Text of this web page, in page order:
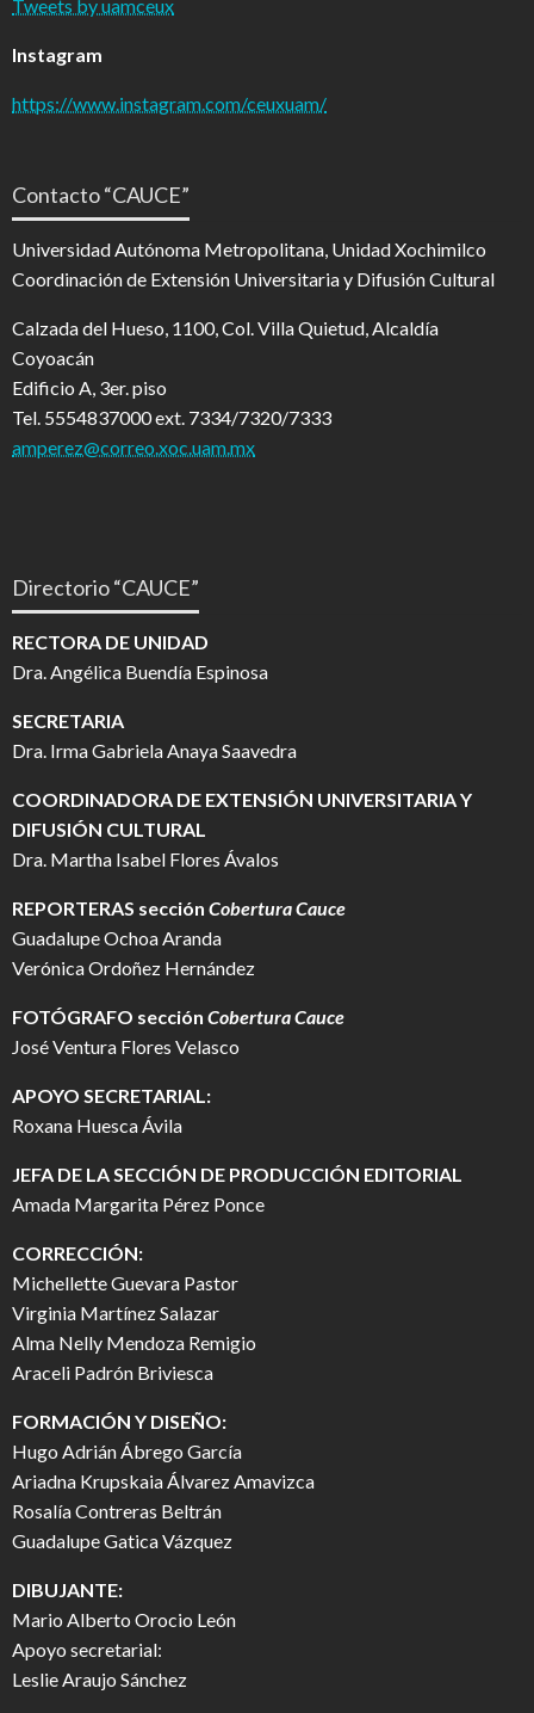
Tweets by uamceux
Instagram
https://www.instagram.com/ceuxuam/
Contacto “CAUCE”
Universidad Autónoma Metropolitana, Unidad Xochimilco
Coordinación de Extensión Universitaria y Difusión Cultural
Calzada del Hueso, 1100, Col. Villa Quietud, Alcaldía
Coyoacán
Edificio A, 3er. piso
Tel. 5554837000 ext. 7334/7320/7333
amperez@correo.xoc.uam.mx
Directorio “CAUCE”
RECTORA DE UNIDAD
Dra. Angélica Buendía Espinosa
SECRETARIA
Dra. Irma Gabriela Anaya Saavedra
COORDINADORA DE EXTENSIÓN UNIVERSITARIA Y
DIFUSIÓN CULTURAL
Dra. Martha Isabel Flores Ávalos
REPORTERAS sección Cobertura Cauce
Guadalupe Ochoa Aranda
Verónica Ordoñez Hernández
FOTÓGRAFO sección Cobertura Cauce
José Ventura Flores Velasco
APOYO SECRETARIAL:
Roxana Huesca Ávila
JEFA DE LA SECCIÓN DE PRODUCCIÓN EDITORIAL
Amada Margarita Pérez Ponce
CORRECCIÓN:
Michellette Guevara Pastor
Virginia Martínez Salazar
Alma Nelly Mendoza Remigio
Araceli Padrón Briviesca
FORMACIÓN Y DISEÑO:
Hugo Adrián Ábrego García
Ariadna Krupskaia Álvarez Amavizca
Rosalía Contreras Beltrán
Guadalupe Gatica Vázquez
DIBUJANTE:
Mario Alberto Orocio León
Apoyo secretarial:
Leslie Araujo Sánchez